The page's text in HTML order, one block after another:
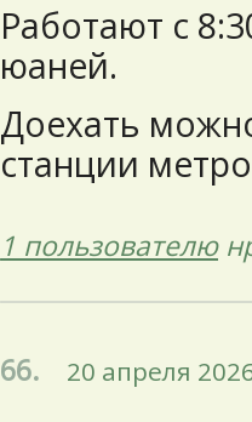
Работают с
юаней.
Доехать
станции
1 пользователю
66. 20 апреля